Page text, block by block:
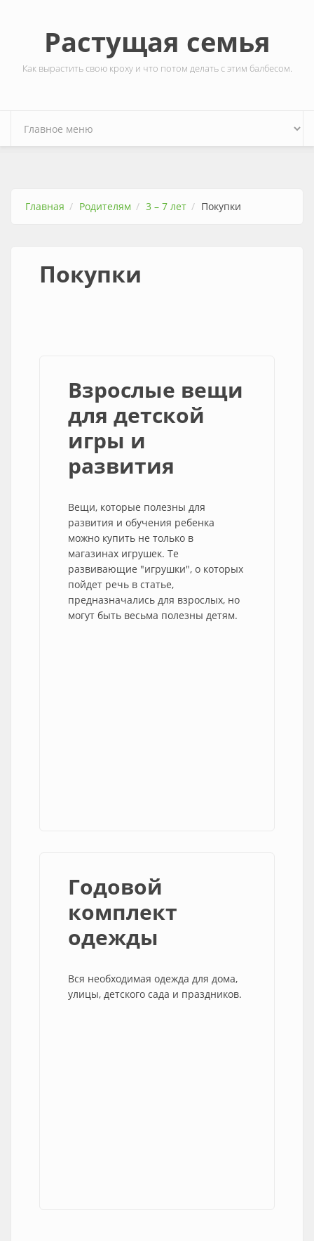
Растущая семья
Как вырастить свою кроху и что потом делать с этим балбесом.
Главная Родителям 3 – 7 лет Покупки
Покупки
Взрослые вещи
для детской
игры и
развития
Вещи, которые полезны для
развития и обучения ребенка
можно купить не только в
магазинах игрушек. Те
развивающие "игрушки", о которых
пойдет речь в статье,
предназначались для взрослых, но
могут быть весьма полезны детям.
Годовой
комплект
одежды
Вся необходимая одежда для дома,
улицы, детского сада и праздников.